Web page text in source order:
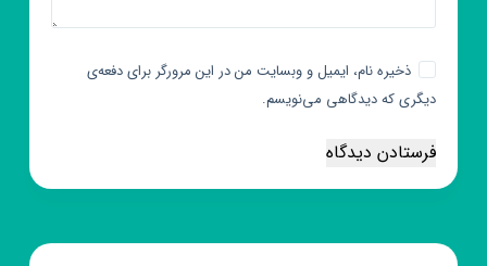
ذخیره نام، ایمیل و وبسایت من در این مرورگر برای دفعه‌ی
دیگری که دیدگاهی می‌نویسم.
فرستادن دیدگاه